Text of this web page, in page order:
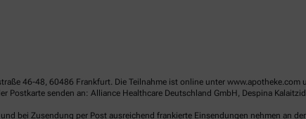
46-48, 60486 Frankfurt. Die Teilnahme ist online unter
Postkarte senden an: Alliance Healthcare Deutschland GmbH, Despina
bei Zusendung per Post ausreichend frankierte Einsendungen nehmen an